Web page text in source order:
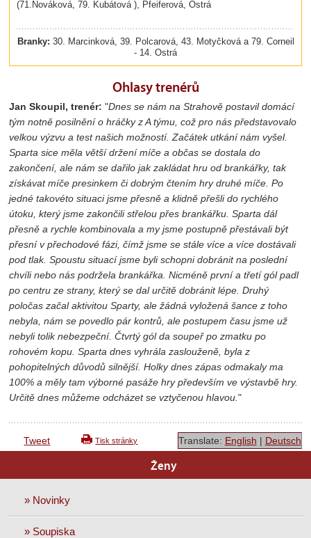
(71.Nováková, 79. Kubátová ), Pfeiferová, Ostrá
Branky: 30. Marcinková, 39. Polcarová, 43. Motyčková a 79. Corneil
- 14. Ostrá
Ohlasy trenérů
Jan Skoupil, trenér: "Dnes se nám na Strahově postavil domácí
tým notně posilnění o hráčky z A týmu, což pro nás představovalo
velkou výzvu a test našich možností. Začátek utkání nám vyšel.
Sparta sice měla větší držení míče a občas se dostala do
zakončení, ale nám se dařilo jak zakládat hru od brankářky, tak
získávat míče presinkem či dobrým čtením hry druhé míče. Po
jedné takovéto situaci jsme přesně a klidně přešli do rychlého
útoku, který jsme zakončili střelou přes brankářku. Sparta dál
přesně a rychle kombinovala a my jsme postupně přestávali být
přesní v přechodové fázi, čímž jsme se stále více a více dostávali
pod tlak. Spoustu situací jsme byli schopni dobránit na poslední
chvíli nebo nás podržela brankářka. Nicméně první a třetí gól padl
po centru ze strany, který se dal určitě dobránit lépe. Druhý
poločas začal aktivitou Sparty, ale žádná vyložená šance z toho
nebyla, nám se povedlo pár kontrů, ale postupem času jsme už
nebyli tolik nebezpeční. Čtvrtý gól da soupeř po zmatku po
rohovém kopu. Sparta dnes vyhrála zaslouženě, byla z
pohopitelných důvodů silnější. Holky dnes zápas odmakaly ma
100% a měly tam výborné pasáže hry především ve výstavbě hry.
Určitě dnes můžeme odcházet se vztyčenou hlavou."
Tweet Tisk stránky Translate: English | Deutsch
Ženy
» Novinky
» Soupiska